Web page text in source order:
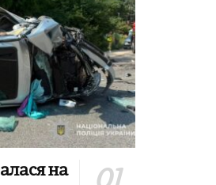
на